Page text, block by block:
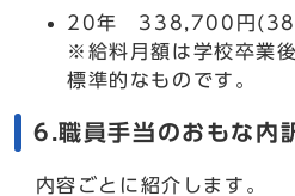
20年 338,700円(38
※給料月額は学校卒業
標準的なものです。
6.職員手当のおもな内
内容ごとに紹介します。